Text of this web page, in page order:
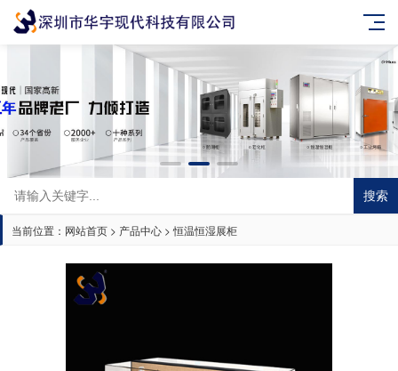
搜索
当前位置： 网站首页 > 产品中心 >恒温恒湿展柜